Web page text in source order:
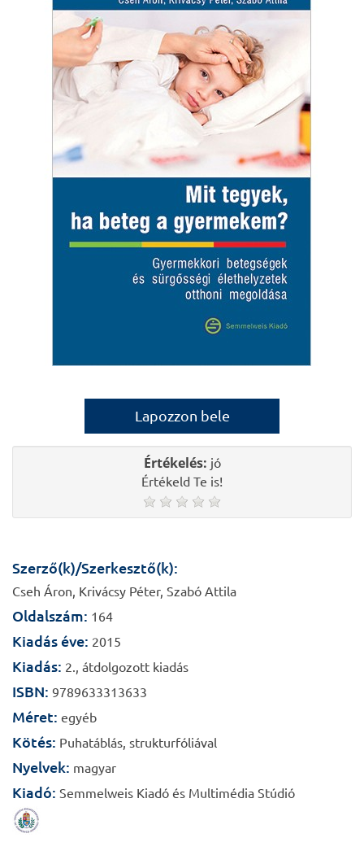
Lapozzon bele
Értékelés: jó
Értékeld Te is!
Szerző(k)/Szerkesztő(k):
Cseh Áron, Krivácsy Péter, Szabó Attila
Oldalszám: 164
Kiadás éve: 2015
Kiadás: 2., átdolgozott kiadás
ISBN: 9789633313633
Méret: egyéb
Kötés: Puhatáblás, strukturfóliával
Nyelvek: magyar
Kiadó: Semmelweis Kiadó és Multimédia Stúdió